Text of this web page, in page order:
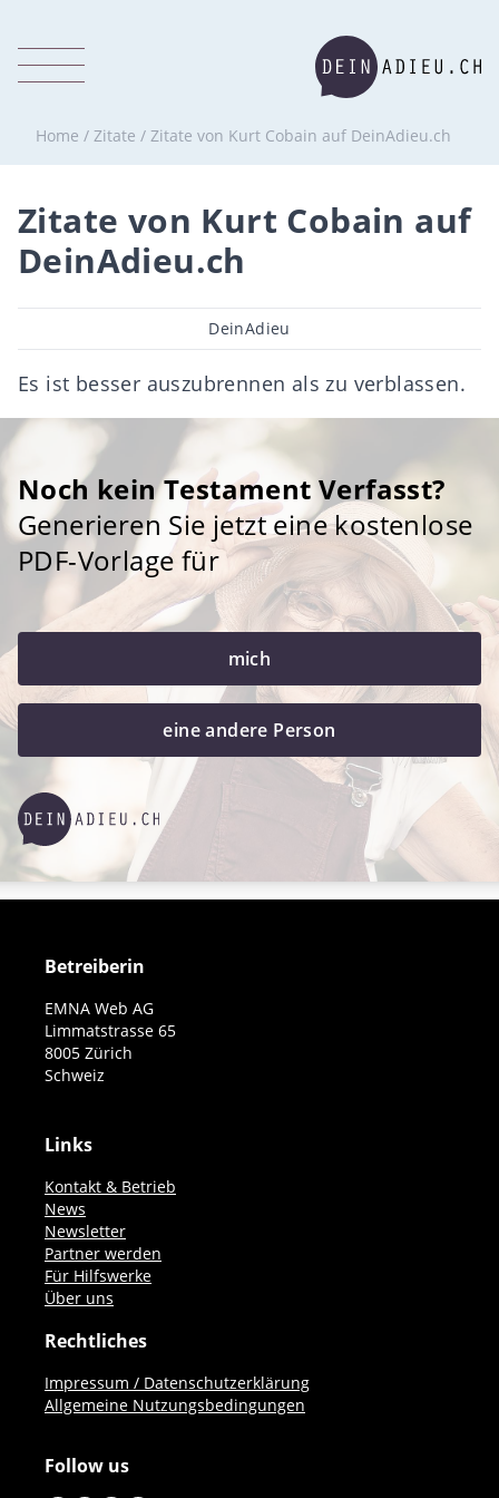
Home / Zitate / Zitate von Kurt Cobain auf DeinAdieu.ch
Zitate von Kurt Cobain auf
DeinAdieu.ch
Beitragsautor
DeinAdieu
Es ist besser auszubrennen als zu verblassen.
Noch kein Testament Verfasst?
Generieren Sie jetzt eine kostenlose
PDF-Vorlage für
mich
eine andere Person
Betreiberin
EMNA Web AG
Limmatstrasse 65
8005 Zürich
Schweiz
Links
Kontakt & Betrieb
News
Newsletter
Partner werden
Für Hilfswerke
Über uns
Rechtliches
Impressum / Datenschutzerklärung
Allgemeine Nutzungsbedingungen
Follow us